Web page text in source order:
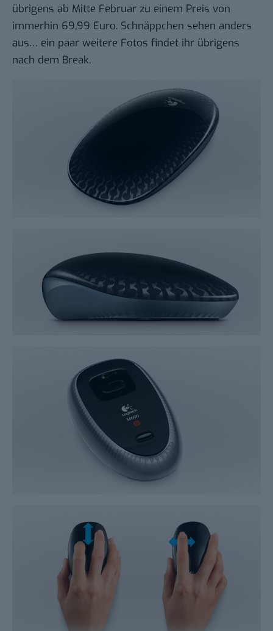
übrigens ab Mitte Februar zu einem Preis von
immerhin 69,99 Euro. Schnäppchen sehen anders
aus… ein paar weitere Fotos findet ihr übrigens
nach dem Break.